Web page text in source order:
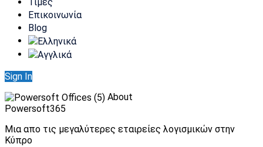
Επικοινωνία
Blog
Sign In
About
Powersoft365
Μια απο τις μεγαλύτερες εταιρείες λογισμικών στην
Κύπρο